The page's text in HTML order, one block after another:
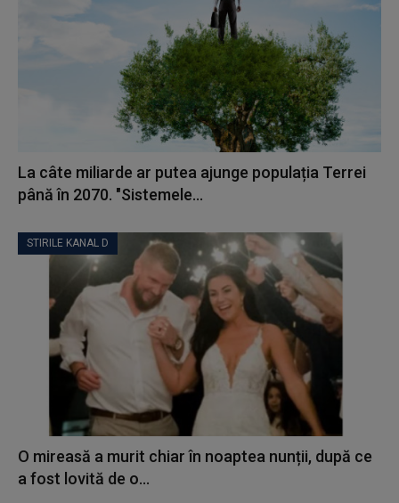
La câte miliarde ar putea ajunge populația Terrei
până în 2070. "Sistemele...
STIRILE KANAL D
O mireasă a murit chiar în noaptea nunții, după ce
a fost lovită de o...